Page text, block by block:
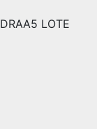
LOTE